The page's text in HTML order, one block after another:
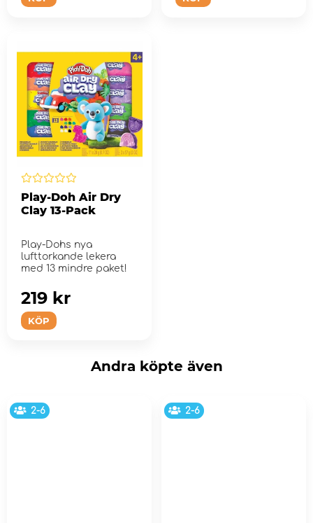
Play-Doh Air Dry
Clay 13-Pack
Play-Dohs nya
lufttorkande lekera
med 13 mindre paket!
KÖP
219 kr
Andra köpte även
2-6 2-6